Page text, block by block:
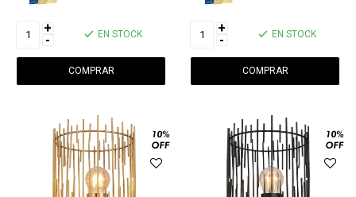
+
- EN STOCK +
- EN STOCK